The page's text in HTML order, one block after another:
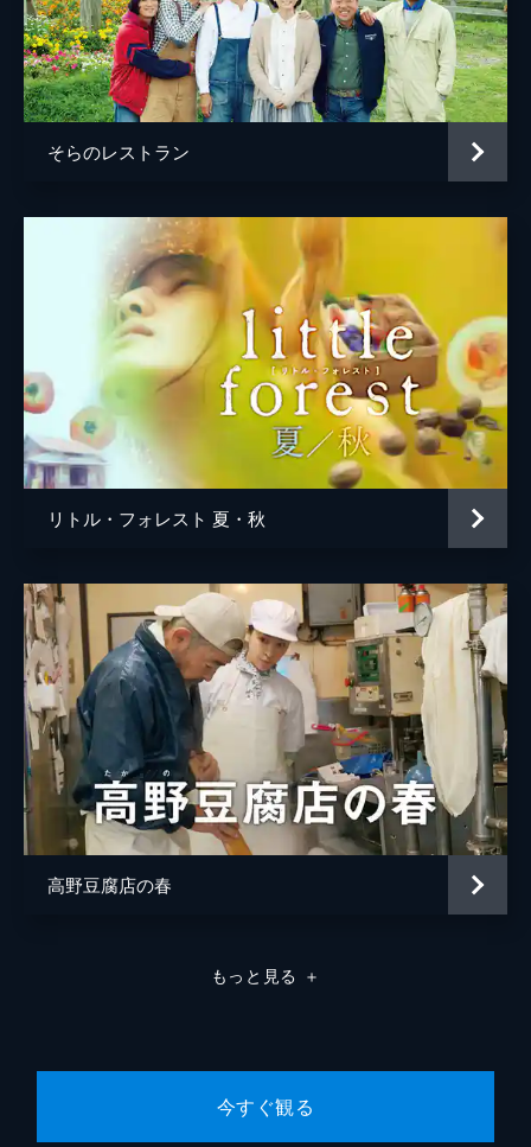
笹野高史
緒形直人
監督 荻上直子
脚本
原作 荻上直子
そらのレストラン
リトル・フォレスト 夏・秋
高野豆腐店の春
もっと見る ＋
今すぐ観る